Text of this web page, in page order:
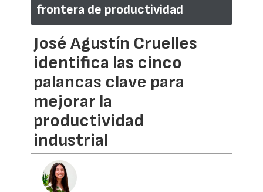
frontera de productividad
José Agustín Cruelles
identifica las cinco
palancas clave para
mejorar la
productividad
industrial